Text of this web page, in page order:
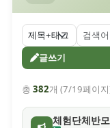
글쓰기
총 382개 (7/19페이
체험단체반